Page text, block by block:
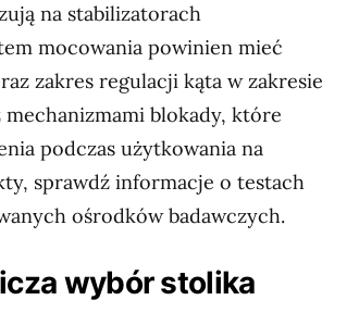
na stabilizatorach
mocowania powinien mieć
zakres regulacji kąta w zakresie
blokady, które
podczas użytkowania na
sprawdź informacje o testach
ośrodków badawczych.
wybór stolika